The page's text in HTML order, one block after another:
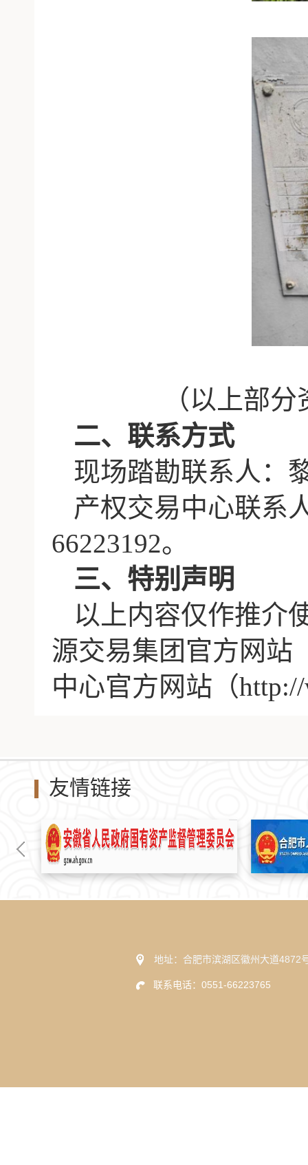
（以上部
二、联系方式
现场踏勘联系人：
产权交易中心联系
66223192。
三、特别声明
以上内容仅作推介
源交易集团官方网站
中心官方网站（
友情链接
地址：合肥市滨湖区徽州大道4872
联系电话：0551-66223765